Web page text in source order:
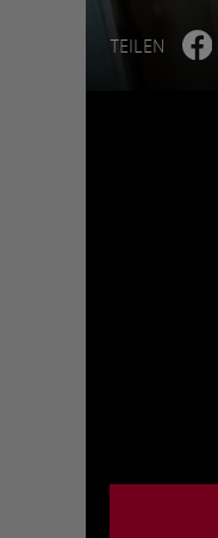
TEILEN